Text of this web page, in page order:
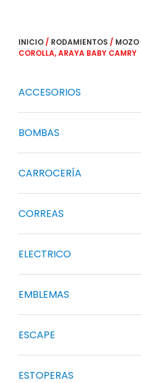
INICIO / RODAMIENTOS / MOZO
COROLLA, ARAYA BABY CAMRY
ACCESORIOS
BOMBAS
CARROCERÍA
CORREAS
ELECTRICO
EMBLEMAS
ESCAPE
ESTOPERAS